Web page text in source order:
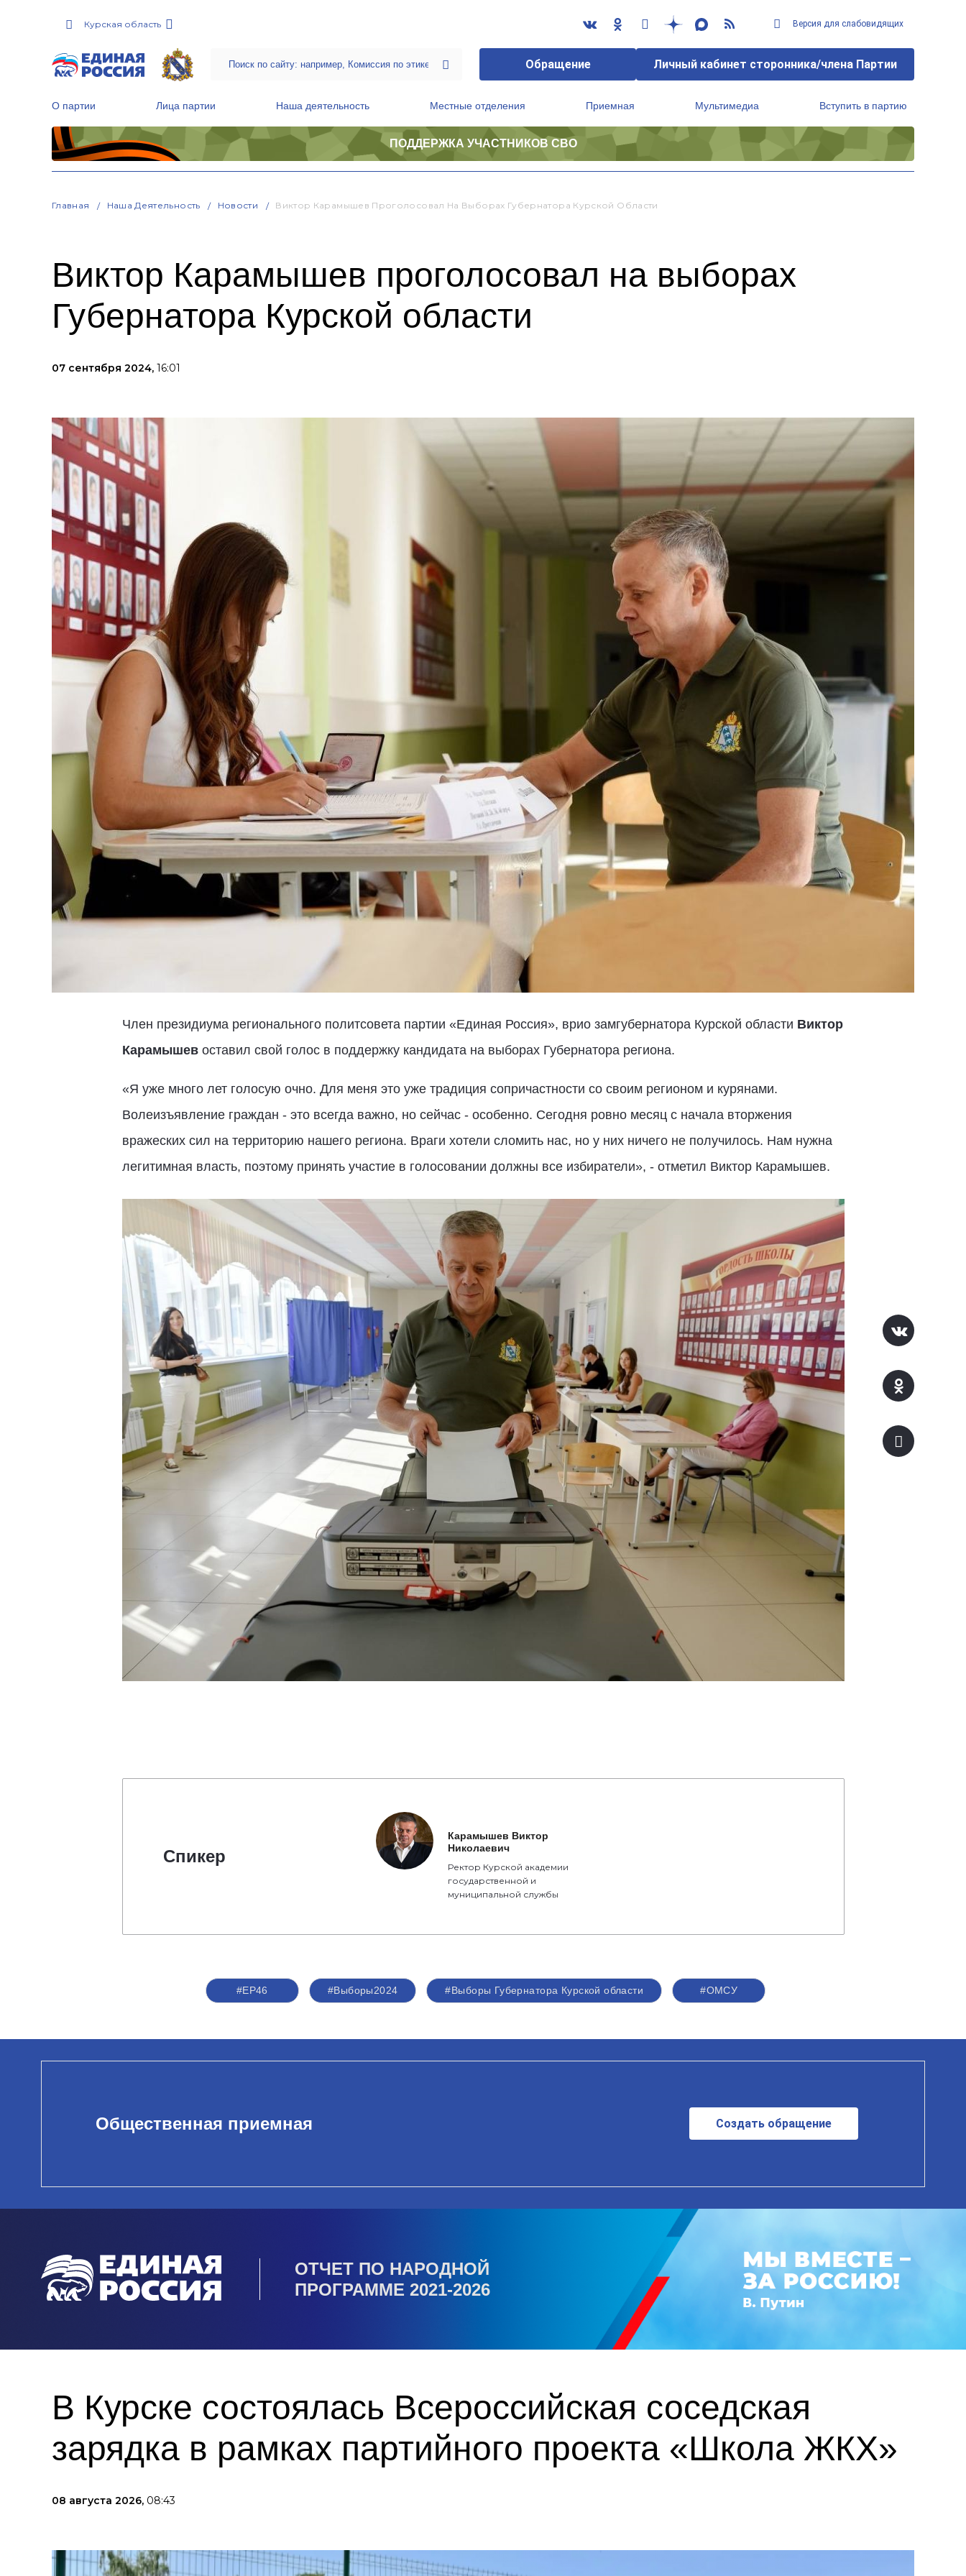
Курская область Версия для слабовидящих
Обращение Личный кабинет сторонника/члена Партии
О партии Лица партии Наша деятельность Местные отделения Приемная Мультимедиа Вступить в партию
ПОДДЕРЖКА УЧАСТНИКОВ СВО
Главная Наша Деятельность Новости Виктор Карамышев Проголосовал На Выборах Губернатора Курской Области
Виктор Карамышев проголосовал на выборах
Губернатора Курской области
07 сентября 2024, 16:01
Член президиума регионального политсовета партии «Единая Россия», врио замгубернатора Курской области Виктор
Карамышевоставил свой голос в поддержку кандидата на выборах Губернатора региона.
«Я уже много лет голосую очно. Для меня это уже традиция сопричастности со своим регионом и курянами.
Волеизъявление граждан - это всегда важно, но сейчас - особенно. Сегодня ровно месяц с начала вторжения
вражеских сил на территорию нашего региона. Враги хотели сломить нас, но у них ничего не получилось. Нам нужна
легитимная власть, поэтому принять участие в голосовании должны все избиратели», - отметил Виктор Карамышев.
Спикер
Карамышев Виктор
Николаевич
Ректор Курской академии
государственной и
муниципальной службы
#ЕР46 #Выборы2024 #Выборы Губернатора Курской области #ОМСУ
Общественная приемная Создать обращение
ОТЧЕТ ПО НАРОДНОЙ
ПРОГРАММЕ 2021-2026
В Курске состоялась Всероссийская соседская
зарядка в рамках партийного проекта «Школа ЖКХ»
08 августа 2026, 08:43